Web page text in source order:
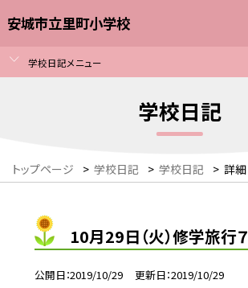
安城市立里町小学校
学校日記メニュー
学校日記
トップページ > 学校日記 > 学校日記 > 詳細
10月29日（火）修学旅行７
公開日 2019/10/29 更新日 2019/10/29